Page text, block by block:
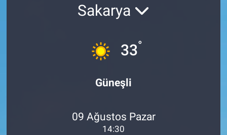
Sakarya
33°
Güneşli
09 Ağustos Pazar
14:30